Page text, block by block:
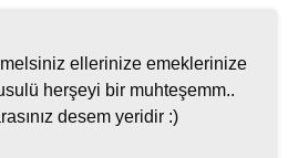
ellerinize emeklerinize
herşeyi bir muhteşemm..
desem yeridir :)